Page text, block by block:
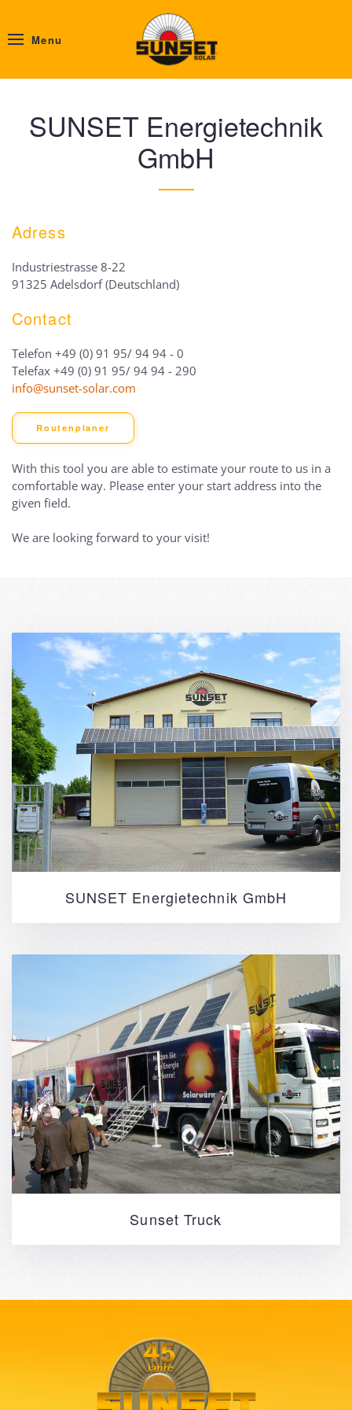
Menu
SUNSET Energietechnik
GmbH
Adress
Industriestrasse 8-22
91325 Adelsdorf (Deutschland)
Contact
Telefon +49 (0) 91 95/ 94 94 - 0
Telefax +49 (0) 91 95/ 94 94 - 290
info@sunset-solar.com
Routenplaner
With this tool you are able to estimate your route to us in a
comfortable way. Please enter your start address into the
given field.
We are looking forward to your visit!
SUNSET Energietechnik GmbH
Sunset Truck